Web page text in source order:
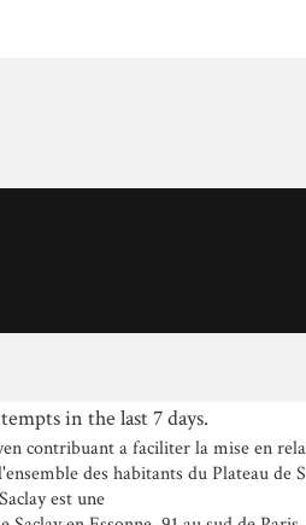
in the last 7 days.
contribuant a faciliter la mise en
des habitants du Plateau
est une